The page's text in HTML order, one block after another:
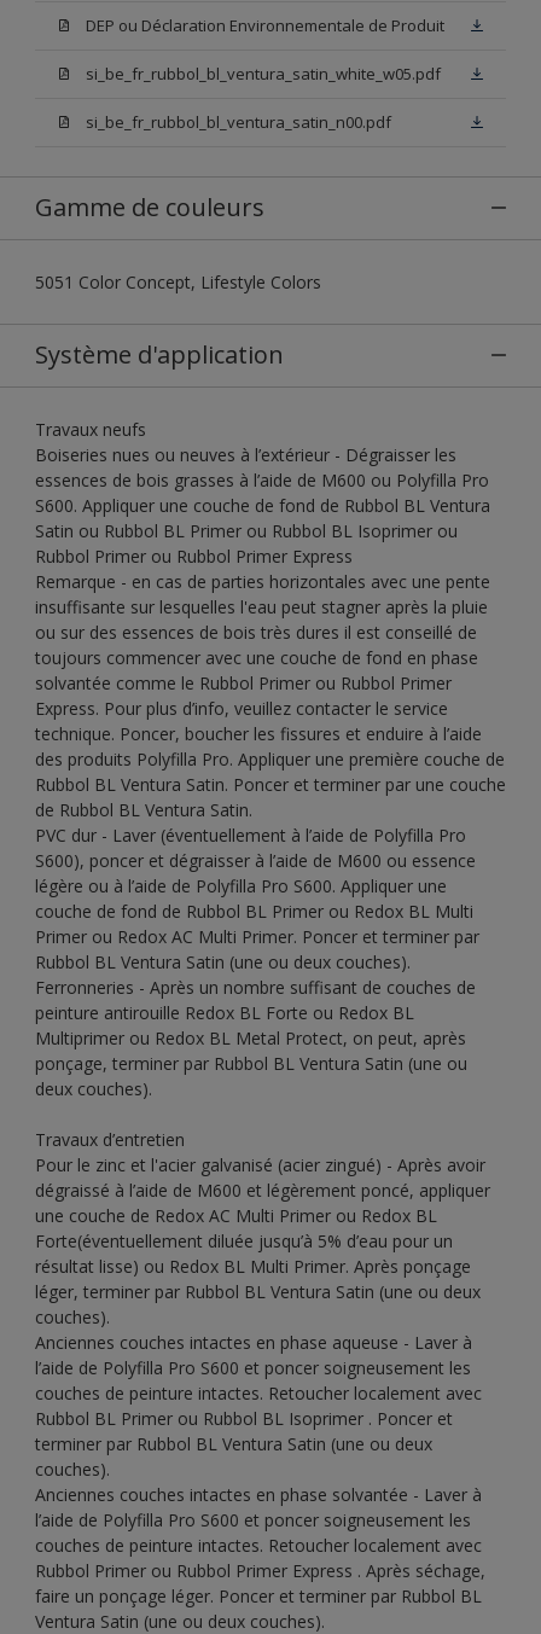
DEP ou Déclaration Environnementale de Produit
si_be_fr_rubbol_bl_ventura_satin_white_w05.pdf
si_be_fr_rubbol_bl_ventura_satin_n00.pdf
Gamme de couleurs
5051 Color Concept, Lifestyle Colors
Système d'application
Travaux neufs
Boiseries nues ou neuves à l’extérieur - Dégraisser les
essences de bois grasses à l’aide de M600 ou Polyfilla Pro
S600. Appliquer une couche de fond de Rubbol BL Ventura
Satin ou Rubbol BL Primer ou Rubbol BL Isoprimer ou
Rubbol Primer ou Rubbol Primer Express
Remarque - en cas de parties horizontales avec une pente
insuffisante sur lesquelles l'eau peut stagner après la pluie
ou sur des essences de bois très dures il est conseillé de
toujours commencer avec une couche de fond en phase
solvantée comme le Rubbol Primer ou Rubbol Primer
Express. Pour plus d’info, veuillez contacter le service
technique. Poncer, boucher les fissures et enduire à l’aide
des produits Polyfilla Pro. Appliquer une première couche de
Rubbol BL Ventura Satin. Poncer et terminer par une couche
de Rubbol BL Ventura Satin.
PVC dur - Laver (éventuellement à l’aide de Polyfilla Pro
S600), poncer et dégraisser à l’aide de M600 ou essence
légère ou à l’aide de Polyfilla Pro S600. Appliquer une
couche de fond de Rubbol BL Primer ou Redox BL Multi
Primer ou Redox AC Multi Primer. Poncer et terminer par
Rubbol BL Ventura Satin (une ou deux couches).
Ferronneries - Après un nombre suffisant de couches de
peinture antirouille Redox BL Forte ou Redox BL
Multiprimer ou Redox BL Metal Protect, on peut, après
ponçage, terminer par Rubbol BL Ventura Satin (une ou
deux couches).
Travaux d’entretien
Pour le zinc et l'acier galvanisé (acier zingué) - Après avoir
dégraissé à l’aide de M600 et légèrement poncé, appliquer
une couche de Redox AC Multi Primer ou Redox BL
Forte(éventuellement diluée jusqu’à 5% d’eau pour un
résultat lisse) ou Redox BL Multi Primer. Après ponçage
léger, terminer par Rubbol BL Ventura Satin (une ou deux
couches).
Anciennes couches intactes en phase aqueuse - Laver à
l’aide de Polyfilla Pro S600 et poncer soigneusement les
couches de peinture intactes. Retoucher localement avec
Rubbol BL Primer ou Rubbol BL Isoprimer . Poncer et
terminer par Rubbol BL Ventura Satin (une ou deux
couches).
Anciennes couches intactes en phase solvantée - Laver à
l’aide de Polyfilla Pro S600 et poncer soigneusement les
couches de peinture intactes. Retoucher localement avec
Rubbol Primer ou Rubbol Primer Express . Après séchage,
faire un ponçage léger. Poncer et terminer par Rubbol BL
Ventura Satin (une ou deux couches).